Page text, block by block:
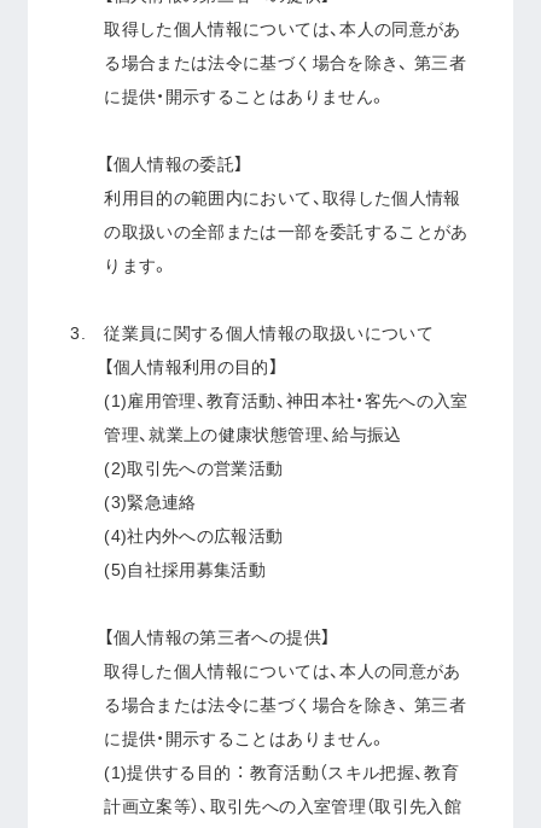
取得した個人情報については、本人の同意があ
る場合または法令に基づく場合を除き、 第三者
に提供・開示することはありません。
【個人情報の委託】
利用目的の範囲内において、取得した個人情報
の取扱いの全部または一部を委託することがあ
ります。
従業員に関する個人情報の取扱いについて
【個人情報利用の目的】
(1)雇用管理、教育活動、神田本社・客先への入室
管理、就業上の健康状態管理、給与振込
(2)取引先への営業活動
(3)緊急連絡
(4)社内外への広報活動
(5)自社採用募集活動
【個人情報の第三者への提供】
取得した個人情報については、本人の同意があ
る場合または法令に基づく場合を除き、 第三者
に提供・開示することはありません。
(1)提供する目的 ： 教育活動（スキル把握、教育
計画立案等）、取引先への入室管理（取引先入館